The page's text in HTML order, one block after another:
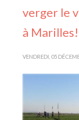
verger le
à Marilles!
VENDREDI, 05